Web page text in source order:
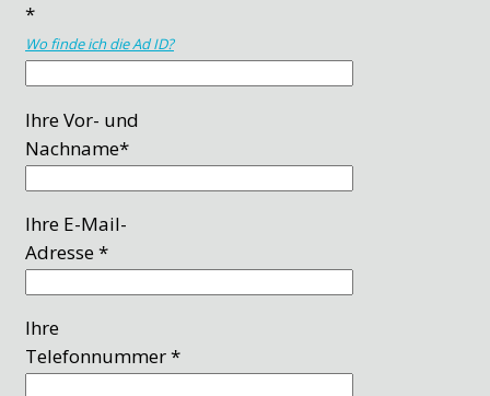
*
Wo finde ich die Ad ID?
Ihre Vor- und
Nachname*
Ihre E-Mail-
Adresse *
Ihre
Telefonnummer *